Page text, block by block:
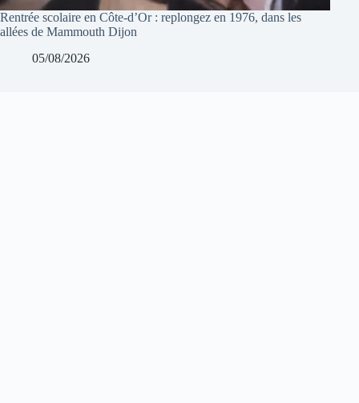
Rentrée scolaire en Côte-d’Or : replongez en 1976, dans les
allées de Mammouth Dijon
05/08/2026